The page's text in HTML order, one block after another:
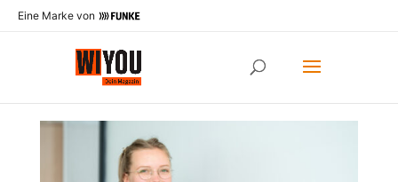
Eine Marke von